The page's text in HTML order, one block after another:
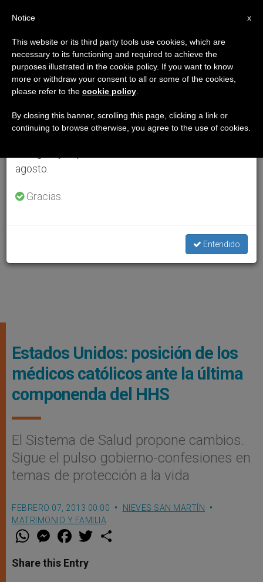
Estados Unidos: posición de los
médicos católicos ante la última
componenda del HHS
El Sistema de Salud propone cambios.
Sigue el pulso gobierno-confesiones en
temas de protección a la vida
FEBRERO 07, 2013 00:00
NIEVES SAN MARTÍN
MATRIMONIO Y FAMILIA
W
t
s
M
e
s
e
F
a
e
b
w
Share this Entry
×
Aviso importante
Del 27 de julio al 7 de agosto haremos la pausa
anual, aprovechando que en el periodo de verano
se generan menos informaciones y también el
agosto.
Gracias.
Entendido
x
Notice
This website or its third party tools use cookies, which are
necessary to its functioning and required to achieve the
purposes illustrated in the cookie policy. If you want to know
more or withdraw your consent to all or some of the cookies,
please refer to the cookie policy
By closing this banner, scrolling this page, clicking a link or
continuing to browse otherwise, you agree to the use of cookies.